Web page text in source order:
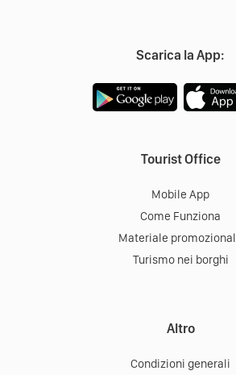
Mobile App
Come Funziona
Materiale promozionale